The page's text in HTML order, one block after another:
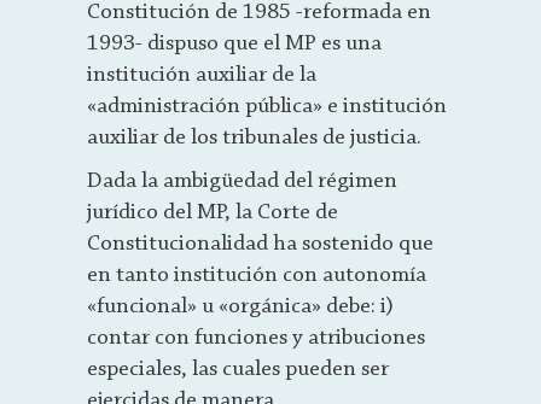
Constitución de 1985 -reformada en
1993- dispuso que el MP es una
institución auxiliar de la
«administración pública» e institución
auxiliar de los tribunales de justicia.
Dada la ambigüedad del régimen
jurídico del MP, la Corte de
Constitucionalidad ha sostenido que
en tanto institución con autonomía
«funcional» u «orgánica» debe: i)
contar con funciones y atribuciones
especiales, las cuales pueden ser